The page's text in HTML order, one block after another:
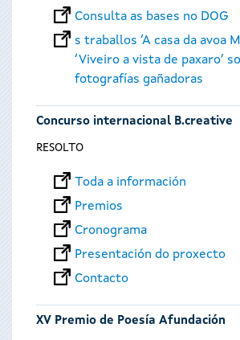
Consulta as bases no DOG
s traballos ‘A casa da avoa
‘Viveiro a vista de paxaro’
fotografías gañadoras
Concurso internacional B.creative
RESOLTO
Toda a información
Premios
Cronograma
Presentación do proxecto
Contacto
XV Premio de Poesía Afundación